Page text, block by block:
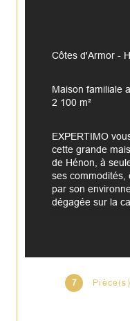
7 Pièce(s)
Côtes d'Armor -
Maison familiale
2 100 m²
EXPERTIMO
cette grande
de Hénon, à
ses commodités,
par son
dégagée sur la
de famille.